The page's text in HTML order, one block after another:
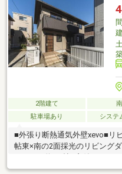
店・・・徒歩16分◇くすりの
野郵便局・・・・・徒歩7分
2階建て
駐車場あり
システ
■外張り断熱通気外壁xevo■リ
帖東×南の2面採光のリビング
＞＜浄水器内蔵シャワー水栓